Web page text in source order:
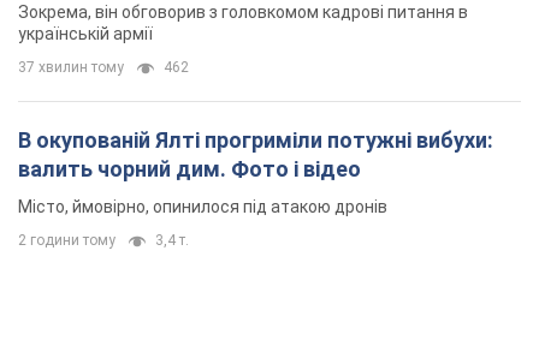
Зокрема, він обговорив з головкомом кадрові питання в
українській армії
37 хвилин тому 462
В окупованій Ялті прогриміли потужні вибухи:
валить чорний дим. Фото і відео
Місто, ймовірно, опинилося під атакою дронів
2 години тому 3,4 т.